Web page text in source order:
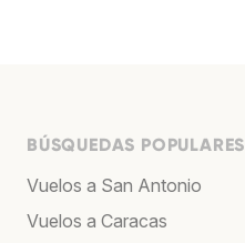
BÚSQUEDAS POPULARES
Vuelos a San Antonio
Vuelos a Caracas